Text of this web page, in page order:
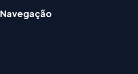
Navegação